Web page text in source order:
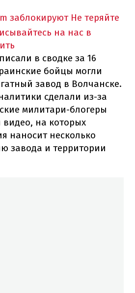
заблокируют Не теряйте
на нас в
в сводке за 16
бойцы могли
завод в Волчанске.
сделали из-за
милитари-блогеры
видео, на которых
наносит несколько
завода и территории